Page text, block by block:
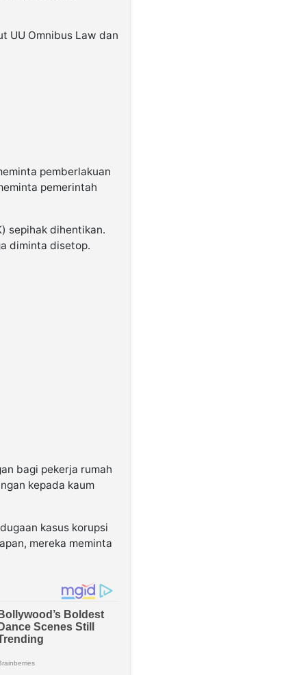
UU Omnibus Law dan
pemberlakuan
pemerintah
sepihak dihentikan.
diminta disetop.
bagi pekerja rumah
kepada kaum
kasus korupsi
mereka meminta